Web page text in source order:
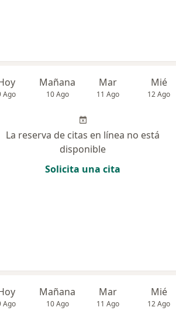
Ago
Mañana
10 Ago
Mar
11 Ago
Mié
12 Ago
La reserva de citas en línea no está
disponible
Solicita una cita
Ago
Mañana
10 Ago
Mar
11 Ago
Mié
12 Ago